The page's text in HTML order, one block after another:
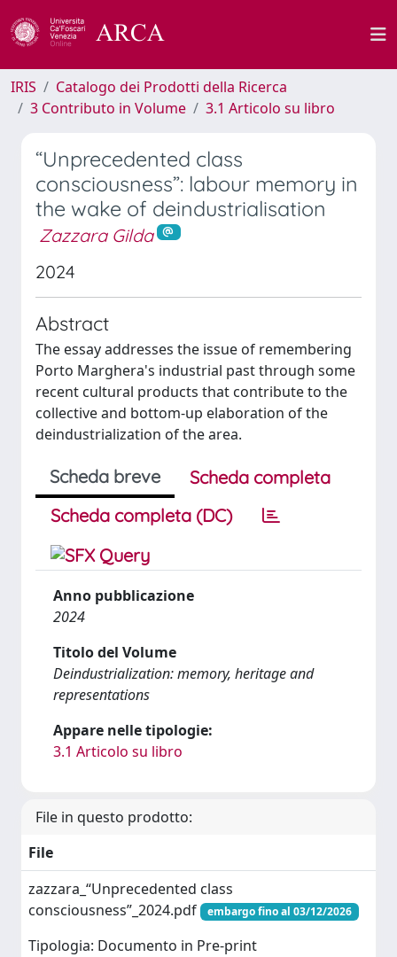
IRIS
Catalogo dei Prodotti della Ricerca
3 Contributo in Volume
3.1 Articolo su libro
“Unprecedented class
consciousness”: labour memory in
the wake of deindustrialisation
Zazzara Gilda
2024
Abstract
The essay addresses the issue of remembering
Porto Marghera's industrial past through some
recent cultural products that contribute to the
collective and bottom-up elaboration of the
deindustrialization of the area.
Scheda breve
Scheda completa
Scheda completa (DC)
Anno pubblicazione
2024
Titolo del Volume
Deindustrialization: memory, heritage and
representations
Appare nelle tipologie:
3.1 Articolo su libro
File in questo prodotto:
File
zazzara_“Unprecedented class
consciousness”_2024.pdf
embargo fino al 03/12/2026
Tipologia: Documento in Pre-print